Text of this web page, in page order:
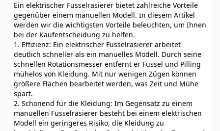
Ein elektrischer Fusselrasierer bietet zahlreiche Vorteile
gegenüber einem manuellen Modell. In diesem Artikel
werden wir die wichtigsten Vorteile beleuchten, um Ihnen
bei der Kaufentscheidung zu helfen.
1. Effizienz: Ein elektrischer Fusselrasierer arbeitet
deutlich schneller als ein manuelles Modell. Durch seine
schnellen Rotationsmesser entfernt er Fussel und Pilling
mühelos von Kleidung. Mit nur wenigen Zügen können
größere Flächen bearbeitet werden, was Zeit und Mühe
spart.
2. Schonend für die Kleidung: Im Gegensatz zu einem
manuellen Fusselrasierer besteht bei einem elektrischen
Modell ein geringeres Risiko, die Kleidung zu